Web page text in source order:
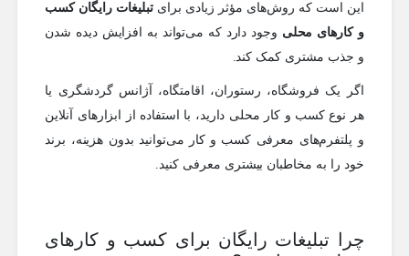
این است که روش‌های مؤثر زیادی برایتبلیغات رایگان کسب
و کارهای محلی وجود دارد که می‌تواند به افزایش دیده شدن
و جذب مشتری کمک کند.
اگر یک فروشگاه، رستوران، اقامتگاه، آژانس گردشگری یا
هر نوع کسب و کار محلی دارید، با استفاده از ابزارهای آنلاین
و پلتفرم‌های معرفی کسب و کار می‌توانید بدون هزینه، برند
خود را به مخاطبان بیشتری معرفی کنید.
چرا تبلیغات رایگان برای کسب و کارهای